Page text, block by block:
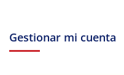
Gestionar mi cuenta